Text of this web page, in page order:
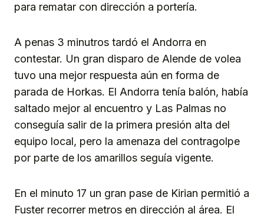
para rematar con dirección a portería.
A penas 3 minutros tardó el Andorra en
contestar. Un gran disparo de Alende de volea
tuvo una mejor respuesta aún en forma de
parada de Horkas. El Andorra tenía balón, había
saltado mejor al encuentro y Las Palmas no
conseguía salir de la primera presión alta del
equipo local, pero la amenaza del contragolpe
por parte de los amarillos seguía vigente.
En el minuto 17 un gran pase de Kirian permitió a
Fuster recorrer metros en dirección al área. El